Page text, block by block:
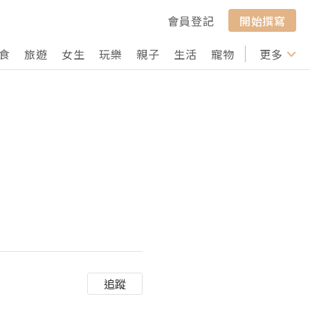
會員登記
開始撰寫
旅遊 女生 玩樂 親子 生活 寵物 行山 打卡
更多
追蹤